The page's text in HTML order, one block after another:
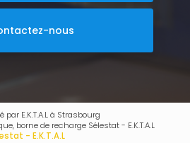
nous
E.K.T.A.L à Strasbourg
borne de recharge Sélestat - E.K.T.A.L
- E.K.T.A.L